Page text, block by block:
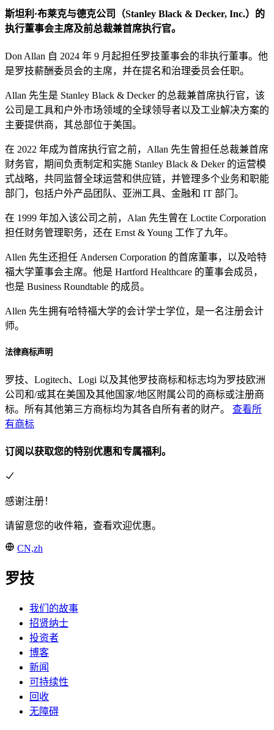
斯坦利·布莱克与德克公司（Stanley Black & Decker, Inc.）的
执行董事会主席及前总裁兼首席执行官。
Don Allan 自 2024 年 9 月起担任罗技董事会的非执行董事。他
是罗技薪酬委员会的主席，并在提名和治理委员会任职。
Allan 先生是 Stanley Black & Decker 的总裁兼首席执行官，该
公司是工具和户外市场领域的全球领导者以及工业解决方案的
主要提供商，其总部位于美国。
在 2022 年成为首席执行官之前，Allan 先生曾担任总裁兼首席
财务官，期间负责制定和实施 Stanley Black & Deker 的运营模
式战略，共同监督全球运营和供应链，并管理多个业务和职能
部门，包括户外产品团队、亚洲工具、金融和 IT 部门。
在 1999 年加入该公司之前，Alan 先生曾在 Loctite Corporation
担任财务管理职务，还在 Ernst & Young 工作了九年。
Allen 先生还担任 Andersen Corporation 的首席董事，以及哈特
福大学董事会主席。他是 Hartford Healthcare 的董事会成员，
也是 Business Roundtable 的成员。
Allen 先生拥有哈特福大学的会计学士学位，是一名注册会计
师。
法律商标声明
罗技、Logitech、Logi 以及其他罗技商标和标志均为罗技欧洲
公司和/或其在美国及其他国家/地区附属公司的商标或注册商
标。所有其他第三方商标均为其各自所有者的财产。 查看所
有商标
订阅以获取您的特别优惠和专属福利。
感谢注册！
请留意您的收件箱，查看欢迎优惠。
CN,zh
罗技
我们的故事
招贤纳士
投资者
博客
新闻
可持续性
回收
无障碍